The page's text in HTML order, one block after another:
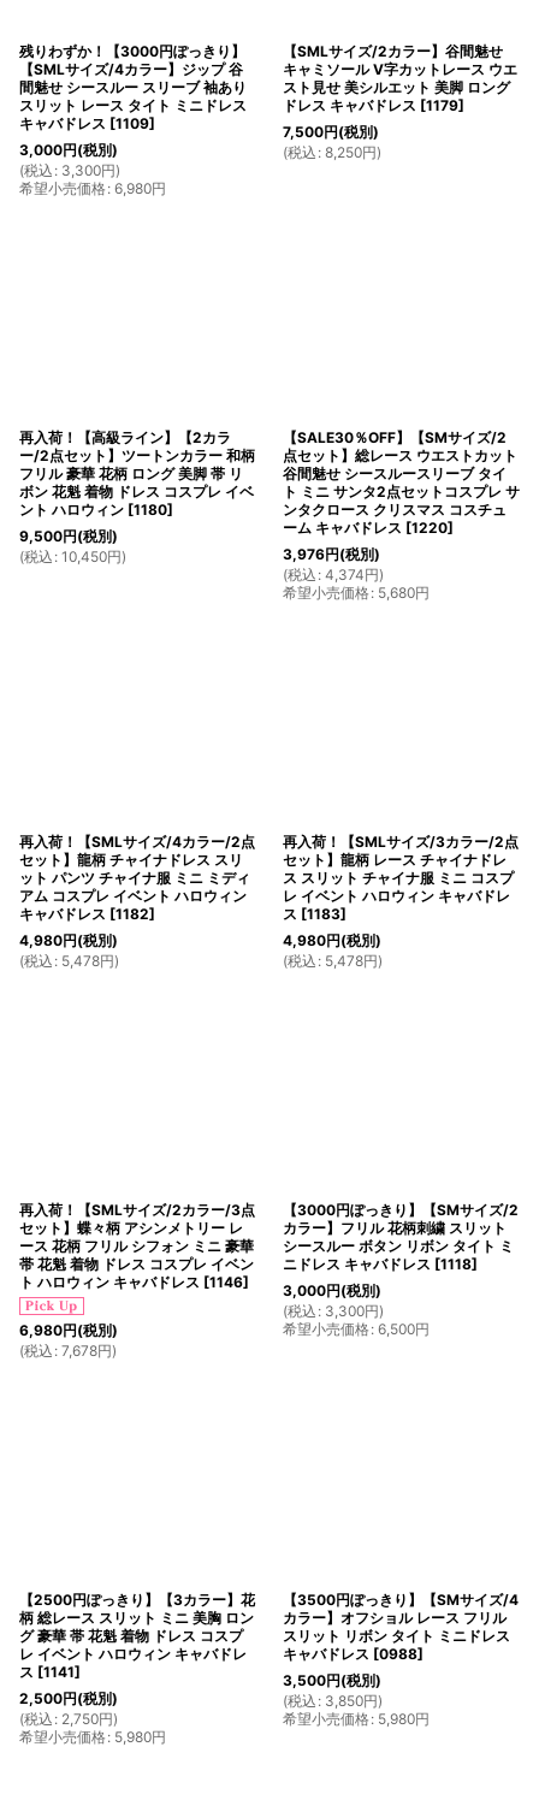
残りわずか！【3000円ぽっきり】
【SMLサイズ/4カラー】ジップ 谷
間魅せ シースルー スリーブ 袖あり
スリット レース タイト ミニドレス
キャバドレス [1109]
3,000円(税別)
(税込 : 3,300円)
希望小売価格: 6,980円
【SMLサイズ/2カラー】谷間魅せ
キャミソール V字カットレース ウエ
スト見せ 美シルエット 美脚 ロング
ドレス キャバドレス [1179]
7,500円(税別)
(税込 : 8,250円)
再入荷！【高級ライン】【2カラ
ー/2点セット】ツートンカラー 和柄
フリル 豪華 花柄 ロング 美脚 帯 リ
ボン 花魁 着物 ドレス コスプレ イベ
ント ハロウィン [1180]
9,500円(税別)
(税込 : 10,450円)
【SALE30％OFF】【SMサイズ/2
点セット】総レース ウエストカット
谷間魅せ シースルースリーブ タイ
ト ミニ サンタ2点セットコスプレ サ
ンタクロース クリスマス コスチュ
ーム キャバドレス [1220]
3,976円(税別)
(税込 : 4,374円)
希望小売価格: 5,680円
再入荷！【SMLサイズ/4カラー/2点
セット】龍柄 チャイナドレス スリ
ット パンツ チャイナ服 ミニ ミディ
アム コスプレ イベント ハロウィン
キャバドレス [1182]
4,980円(税別)
(税込 : 5,478円)
再入荷！【SMLサイズ/3カラー/2点
セット】龍柄 レース チャイナドレ
ス スリット チャイナ服 ミニ コスプ
レ イベント ハロウィン キャバドレ
ス [1183]
4,980円(税別)
(税込 : 5,478円)
再入荷！【SMLサイズ/2カラー/3点
セット】蝶々柄 アシンメトリー レ
ース 花柄 フリル シフォン ミニ 豪華
帯 花魁 着物 ドレス コスプレ イベン
ト ハロウィン キャバドレス [1146]
6,980円(税別)
(税込 : 7,678円)
【3000円ぽっきり】【SMサイズ/2
カラー】フリル 花柄刺繍 スリット
シースルー ボタン リボン タイト ミ
ニドレス キャバドレス [1118]
3,000円(税別)
(税込 : 3,300円)
希望小売価格: 6,500円
【2500円ぽっきり】【3カラー】花
柄 総レース スリット ミニ 美胸 ロン
グ 豪華 帯 花魁 着物 ドレス コスプ
レ イベント ハロウィン キャバドレ
ス [1141]
2,500円(税別)
(税込 : 2,750円)
希望小売価格: 5,980円
【3500円ぽっきり】【SMサイズ/4
カラー】オフショル レース フリル
スリット リボン タイト ミニドレス
キャバドレス [0988]
3,500円(税別)
(税込 : 3,850円)
希望小売価格: 5,980円